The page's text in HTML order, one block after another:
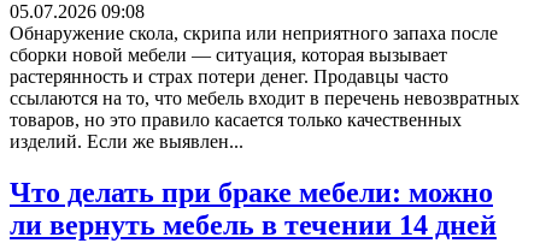
05.07.2026 09:08
Обнаружение скола, скрипа или неприятного запаха после
сборки новой мебели — ситуация, которая вызывает
растерянность и страх потери денег. Продавцы часто
ссылаются на то, что мебель входит в перечень невозвратных
товаров, но это правило касается только качественных
изделий. Если же выявлен...
Что делать при браке мебели: можно
ли вернуть мебель в течении 14 дней